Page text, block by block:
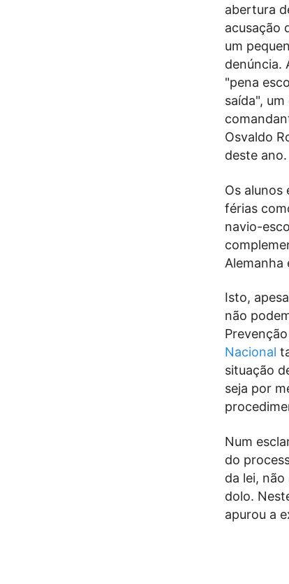
abertura
acusação
um
denúncia.
"pena
saída",
Osvaldo
deste ano.
Os alunos
férias
navio-
Alemanha
Isto,
não
Nacional
situação
seja por
Num
do
da lei,
dolo.
apurou a